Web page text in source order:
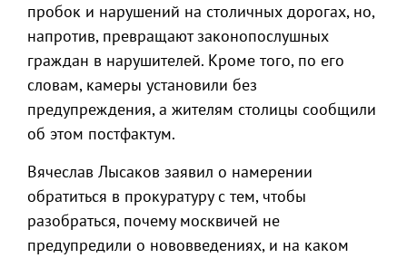
пробок и нарушений на столичных дорогах, но,
напротив, превращают законопослушных
граждан в нарушителей. Кроме того, по его
словам, камеры установили без
предупреждения, а жителям столицы сообщили
об этом постфактум.
Вячеслав Лысаков заявил о намерении
обратиться в прокуратуру с тем, чтобы
разобраться, почему москвичей не
предупредили о нововведениях, и на каком